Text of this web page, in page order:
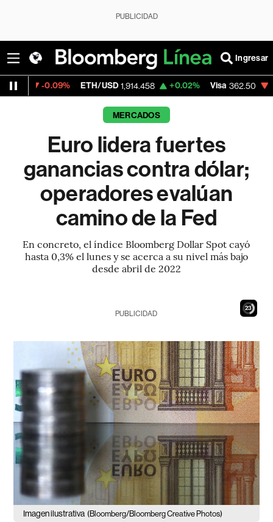
PUBLICIDAD
Ingresar
ETH/USD 1,914.458 +0.02% Visa 362.50 -2.15%
MERCADOS
Euro lidera fuertes
ganancias contra dólar;
operadores evalúan
camino de la Fed
En concreto, el índice Bloomberg Dollar Spot cayó
hasta 0,3% el lunes y se acerca a su nivel más bajo
desde abril de 2022
22
PUBLICIDAD
Imagen ilustrativa (Bloomberg/Bloomberg Creative Photos)